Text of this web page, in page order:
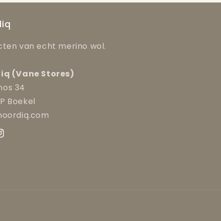
van echt merino wol.
(Vane Stores)
34
Boekel